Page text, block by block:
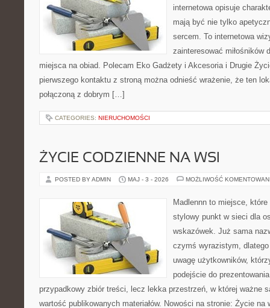
internetowa opisuje
mają być nie tylko
sercem. To internetowa
zainteresować miłośników
miejsca na obiad. Polecam Eko Gadżety i Akcesoria i Drugie
pierwszego kontaktu z stroną można odnieść wrażenie, że ten
połączoną z dobrym […]
CATEGORIES: NIERUCHOMOŚCI
ŻYCIE CODZIENNE NA WSI
POSTED BY ADMIN MAJ - 3 - 2026 MOŻLIWOŚĆ
Madlennn to miejsce,
stylowy punkt w sieci dla
wskazówek. Już sama
czymś wyrazistym,
uwagę użytkowników,
podejście do
przypadkowy zbiór treści, lecz lekka przestrzeń, w której ważne
wartość publikowanych materiałów. Nowości na stronie: Życie na